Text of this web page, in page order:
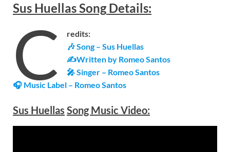
Sus HuellasSongDetails:
C
redits:
🎶 Song – Sus Huellas
✍Written by Romeo Santos
🎤 Singer – Romeo Santos
🎧 Music Label – Romeo Santos
Sus Huellas Song Music Video: